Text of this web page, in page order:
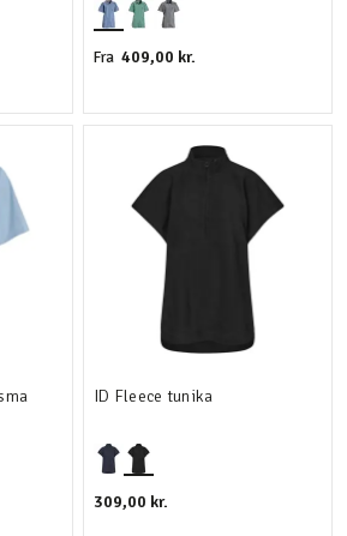
Fra 409,00 kr.
ID Fleece tunika
309,00 kr.